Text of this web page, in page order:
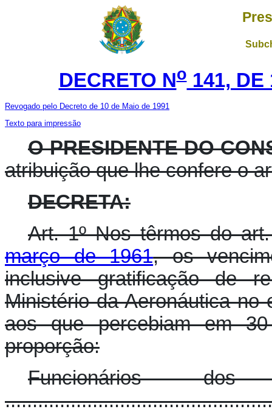
DECRETO No141, DE
Revogado pelo Decreto de 10 de Maio de 1991
Texto para impressão
O PRESIDENTE DO
atribuição que lhe confere o
DECRETA:
Art. 1º Nos têrmos do
março de 1961, os
inclusive gratificação de
Ministério da Aeronáutica no
aos que percebiam em
proporção:
Funcionários